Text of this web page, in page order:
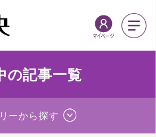
の記事一覧
ーから探す